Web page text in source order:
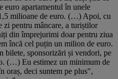
euro apartamentul în unele
milioane de euro. (…) Apoi, cu
zi pentru mâncare, a turiștilor
din împrejurimi doar pentru ziua
încă cel puțin un milion de euro.
bilete, sponsorizări și vendori, pe
(…) Eu estimez un minimum de
oraș, deci suntem pe plus",